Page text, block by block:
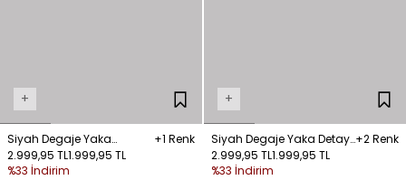
+
Siyah Degaje Yaka
Puantiyeli Bluz
+1 Renk
2.999,95 TL1.999,95 TL
%33 İndirim
+
Siyah Degaje Yaka Detaylı
Saten Bluz
+2 Renk
2.999,95 TL1.999,95 TL
%33 İndirim